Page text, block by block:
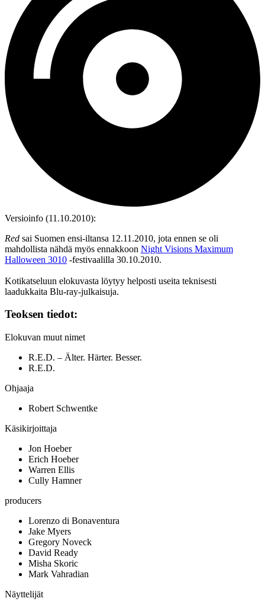
Versioinfo (11.10.2010):
Red sai Suomen ensi-iltansa 12.11.2010, jota ennen se oli
mahdollista nähdä myös ennakkoon Night Visions Maximum
Halloween 3010 ‑festivaalilla 30.10.2010.
Kotikatseluun elokuvasta löytyy helposti useita teknisesti
laadukkaita Blu‑ray-julkaisuja.
Teoksen tiedot:
Elokuvan muut nimet
R.E.D. – Älter. Härter. Besser.
R.E.D.
Ohjaaja
Robert Schwentke
Käsikirjoittaja
Jon Hoeber
Erich Hoeber
Warren Ellis
Cully Hamner
producers
Lorenzo di Bonaventura
Jake Myers
Gregory Noveck
David Ready
Misha Skoric
Mark Vahradian
Näyttelijät